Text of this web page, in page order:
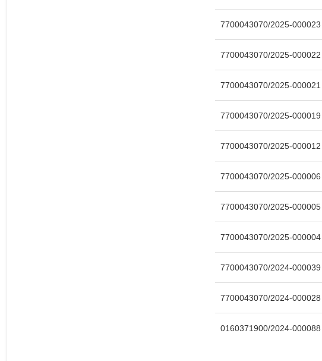
7700043070/2025-000023
7700043070/2025-000022
7700043070/2025-000021
7700043070/2025-000019
7700043070/2025-000012
7700043070/2025-000006
7700043070/2025-000005
7700043070/2025-000004
7700043070/2024-000039
7700043070/2024-000028
0160371900/2024-000088